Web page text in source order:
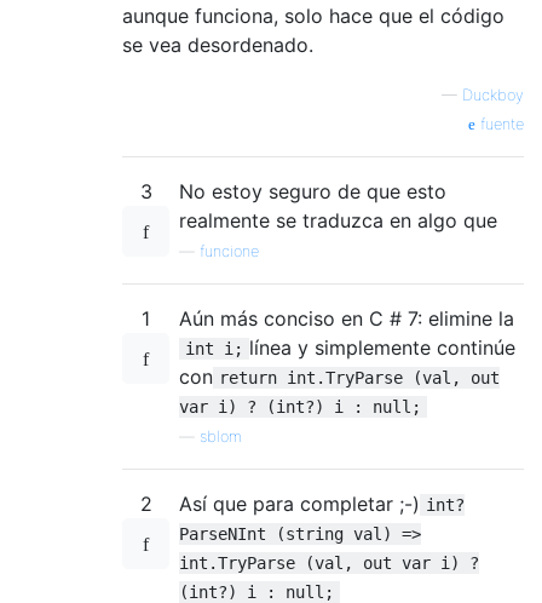
aunque funciona, solo hace que el código
se vea desordenado.
— Duckboy
fuente
3
No estoy seguro de que esto
realmente se traduzca en algo que
funcione
1 Aún más conciso en C # 7: elimine la
int i; línea y simplemente continúe
con return int.TryParse (val, out
var i) ? (int?) i : null;
sblom
2 Así que para completar ;-) int?
ParseNInt (string val) =>
int.TryParse (val, out var i) ?
(int?) i : null;